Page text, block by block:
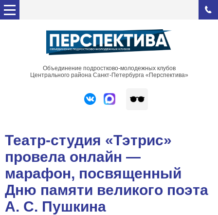
Объединение подростково-молодежных клубов
Центрального района Санкт-Петербурга «Перспектива»
Театр-студия «Тэтрис»
провела онлайн —
марафон, посвященный
Дню памяти великого поэта
А. С. Пушкина